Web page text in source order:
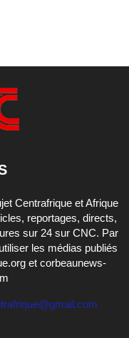
Centrafrique et Afrique
reportages, directs,
sur 24 sur CNC. Par
les médias publiés
et corbeaunews-